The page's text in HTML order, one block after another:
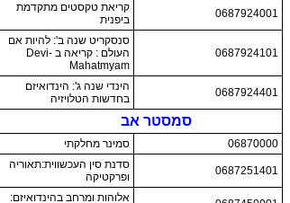
0687924001
קריאת טקסטים מתקדמת
ביפנית
0687924101
סנסקריט שנה ב': להיות אם
העולם : קריאה ב Devi-
Mahatmyam
0687924401
הינדי שנה ג': הינדואיזם
בחדשות הטלויזיה
סמסטר אב
06870000 סמינר מחלקתי
0687251401
סדנת סין העכשווית:תאוריה
ופרקטיקה
אלוהות ומרחב בהינדואיזם: